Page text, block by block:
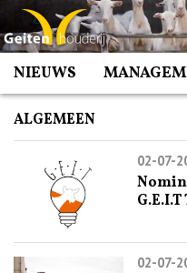
Spring
naar
inhoud
NIEUWS
ALGEMEEN
02-07-
02-07-